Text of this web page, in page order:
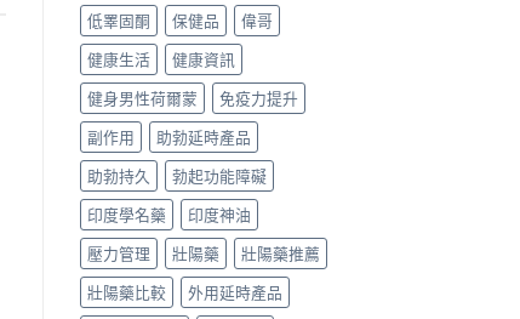
低睪固酮
保健品
偉哥
健康生活
健康資訊
健身男性荷爾蒙
免疫力提升
副作用
助勃延時產品
助勃持久
勃起功能障礙
印度學名藥
印度神油
壓力管理
壯陽藥
壯陽藥推薦
壯陽藥比較
外用延時產品